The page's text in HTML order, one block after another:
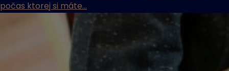
počas ktorej si máte...